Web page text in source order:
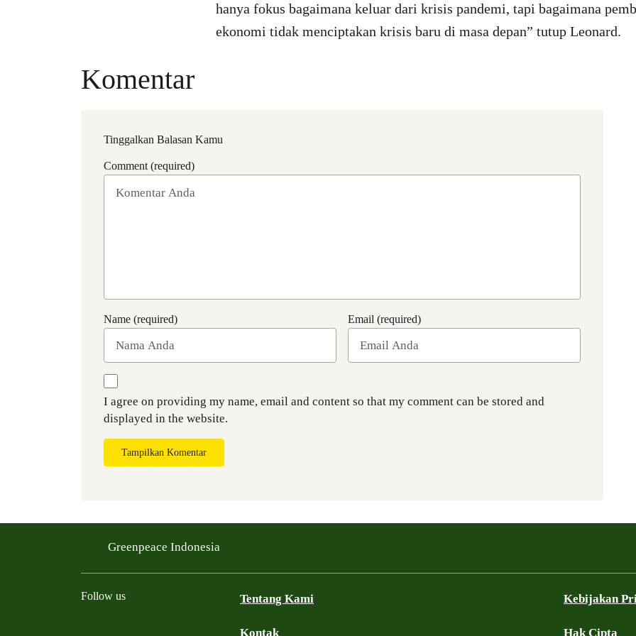
hanya fokus bagaimana keluar dari krisis pandemi, tapi bagaimana
ekonomi tidak menciptakan krisis baru di masa depan” tutup Leonard.
Komentar
Tinggalkan Balasan Kamu
Comment (required)
Name (required) Email (required)
I agree on providing my name, email and content so that my comment can be stored and
displayed in the website.
Tampilkan Komentar
Greenpeace Indonesia
Follow us Tentang Kami
Kontak
Kebijakan
Hak Cipta